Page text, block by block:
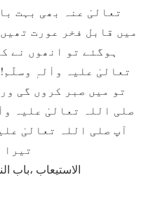
تعالیٰ عنہ بھی بہت
میں قابل فخر عورت
ہوگئے تو انھوں نے
تعالیٰ علیہ واٰلہٖ
تو میں صبر کروں گی
صلی اللہ تعالیٰ علیہ
آپ صلی اللہ تعالیٰ
تیرا